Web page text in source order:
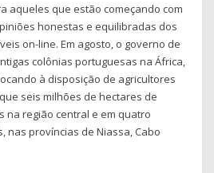
aqueles que estão começando com
honestas e equilibradas dos
on-line. Em agosto, o governo de
colônias portuguesas na África,
à disposição de agricultores
seis milhões de hectares de
na região central e em quatro
nas províncias de Niassa, Cabo